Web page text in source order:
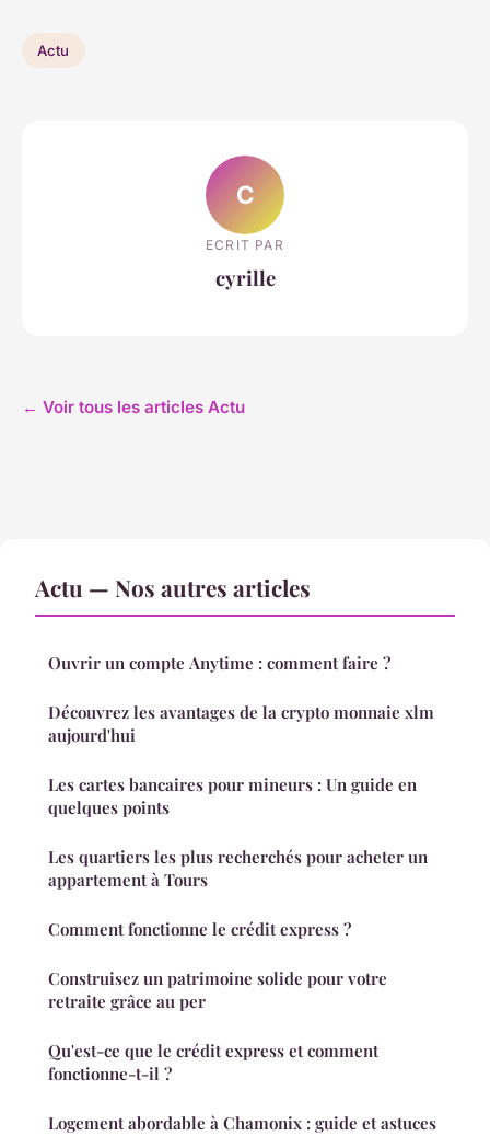
Actu
C
ECRIT PAR
cyrille
← Voir tous les articles Actu
Actu — Nos autres articles
Ouvrir un compte Anytime : comment faire ?
Découvrez les avantages de la crypto monnaie xlm
aujourd'hui
Les cartes bancaires pour mineurs : Un guide en
quelques points
Les quartiers les plus recherchés pour acheter un
appartement à Tours
Comment fonctionne le crédit express ?
Construisez un patrimoine solide pour votre
retraite grâce au per
Qu'est-ce que le crédit express et comment
fonctionne-t-il ?
Logement abordable à Chamonix : guide et astuces